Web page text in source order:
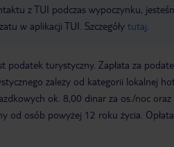
z TUI podczas wypoczynku,
w aplikacji TUI. Szczegóły tutaj
podatek turystyczny. Zapłata za
zależy od kategorii lokalnej
ok. 8,00 dinar za os./noc
od osób powyżej 12 roku życia.